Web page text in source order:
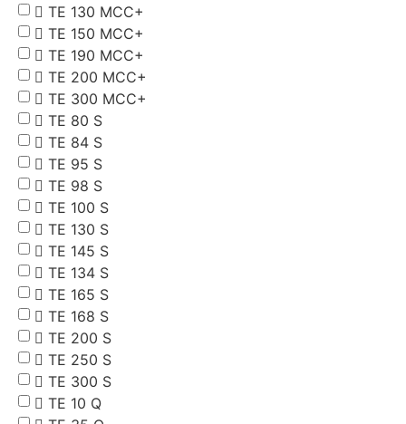
TE 130 MCC+
TE 150 MCC+
TE 190 MCC+
TE 200 MCC+
TE 300 MCC+
TE 80 S
TE 84 S
TE 95 S
TE 98 S
TE 100 S
TE 130 S
TE 145 S
TE 134 S
TE 165 S
TE 168 S
TE 200 S
TE 250 S
TE 300 S
TE 10 Q